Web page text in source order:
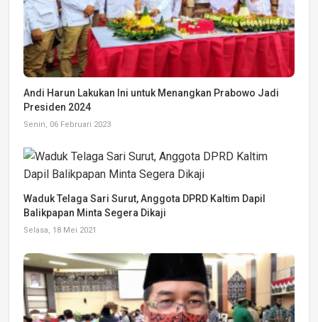
Andi Harun Lakukan Ini untuk Menangkan Prabowo Jadi
Presiden 2024
Senin, 06 Februari 2023
Waduk Telaga Sari Surut, Anggota DPRD Kaltim Dapil
Balikpapan Minta Segera Dikaji
Selasa, 18 Mei 2021